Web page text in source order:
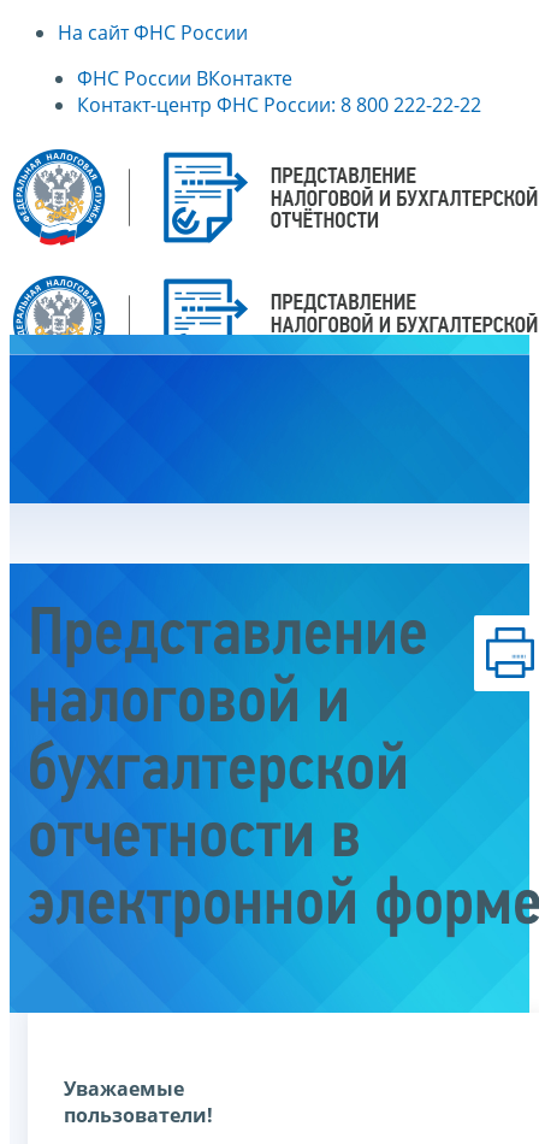
На сайт ФНС России
ФНС России ВКонтакте
Контакт-центр ФНС России: 8 800 222-22-22
Представление
налоговой и
бухгалтерской
отчетности в
электронной
Уважаемые
пользователи!